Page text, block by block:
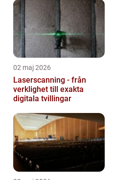
02 maj 2026
Laserscanning - från
verklighet till exakta
digitala tvillingar